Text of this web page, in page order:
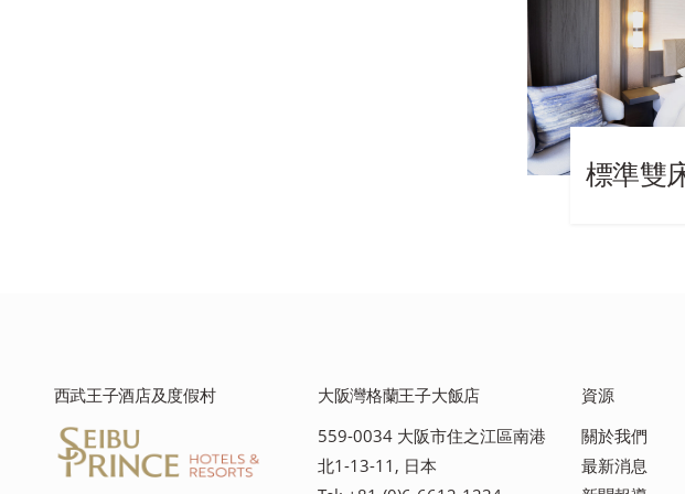
標準雙
西武王子酒店及度假村
大阪灣格蘭王子大飯店
559-0034 大阪市住之江區南港
北1-13-11, 日本
資源
關於我們
最新消息